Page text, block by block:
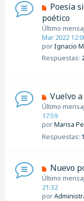
Poesía
poético
Último
Mar 2022
porIgnacio
Respuestas:
Vuelvo
Último
17:59
porMarisa
Respuestas:
Nuevo
Último
21:32
por